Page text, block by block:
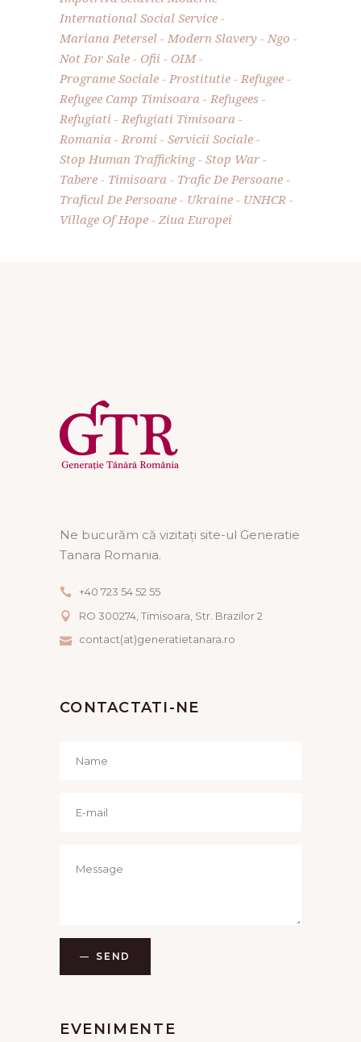
International Social Service
Mariana Petersel
Modern Slavery
Ngo
Not For Sale
Ofii
OIM
Programe Sociale
Prostitutie
Refugee
Refugee Camp Timisoara
Refugees
Refugiati
Refugiati Timisoara
Romania
Rromi
Servicii Sociale
Stop Human Trafficking
Stop War
Tabere
Timisoara
Trafic De Persoane
Traficul De Persoane
Ukraine
UNHCR
Village Of Hope
Ziua Europei
Ne bucurăm că vizitați site-ul Generatie
Tanara Romania.
+40 723 54 52 55
RO 300274, Timisoara, Str. Brazilor 2
contact(at)generatietanara.ro
CONTACTATI-NE
SEND
EVENIMENTE